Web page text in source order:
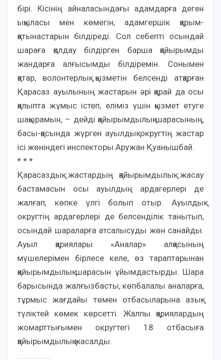
бірі. Кісінің айналасындағы адамдарға деген
ықыласы мен көмегін, адамгершік қарым-
қатынастарын білдіреді. Сол себепті осындай
шараға қолдау білдірген барша қайырымды
жандарға алғысымды білдіремін. Сонымен
қатар, волонтерлық қызметін белсенді атқарған
Қарасаз ауылының жастарын әрі қарай да осы
қалыпта жұмыс істеп, еліміз үшін қызмет етуге
шақырамын, – дейді қайырымдылық шарасының,
басы-қасында жүрген ауылдық округтің жастар
ісі жөніндегі инспекторы Аружан Қуанышбай.
* * *
Қарасаздық жастардың қайырымдылық жасау
бастамасын осы ауылдың ардагерлері де
жалғап, көпке үлгі болып отыр. Ауылдық
округтің ардагерлері де белсенділік танытып,
осындай шараларға атсалысуды жөн санайды.
Ауыл қариялары «Аналар» алқасының
мүшелерімен бірлесе келе, өз тараптарынан
қайырымдылық шарасын ұйымдастырды. Шара
барысында жалғызбасты, көпбалалы аналарға,
тұрмыс жағдайы төмен отбасыларына азық-
түліктей көмек көрсетті. Жалпы қариялардың
жомарттығымен округтегі 18 отбасыға
қайырымдылық жасалды.